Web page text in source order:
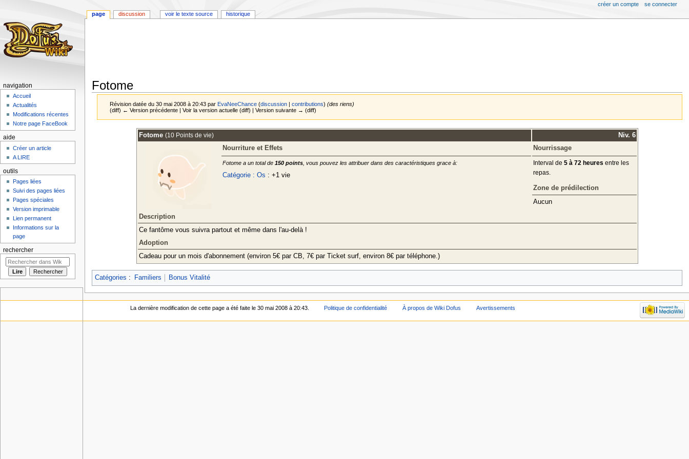
Fotome
Révision datée du 30 mai 2008 à 20:43 parEvaNeeChance (discussion |contributions) (des riens)
(diff) ← Version précédente | Voir la version actuelle (diff) | Version suivante → (diff)
Fotome (10 Points de vie)
Niv. 6
Nourriture et Effets
Nourrissage
Fotome a un total de 150 points, vous pouvez les attribuer dans des caractéristiques grace à:
Catégorie : Os : +1 vie
Interval de 5 à 72 heures entre les
repas.
Zone de prédilection
Aucun
Description
Ce fantôme vous suivra partout et même dans l'au-delà !
Adoption
Cadeau pour un mois d'abonnement (environ 5€ par CB, 7€ par Ticket surf, environ 8€ par téléphone.)
Catégories : Familiers Bonus Vitalité
page discussion voir le texte source historique
créer un compte se connecter
navigation
Accueil
Actualités
Modifications récentes
Notre page FaceBook
aide
Créer un article
A LIRE
outils
Pages liées
Suivi des pages liées
Pages spéciales
Version imprimable
Lien permanent
Informations sur la
page
rechercher
La dernière modification de cette page a été faite le 30 mai 2008 à 20:43. Politique de confidentialité À propos de Wiki Dofus Avertissements